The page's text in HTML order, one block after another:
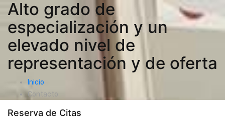
Alto grado de
especialización y un
elevado nivel de
representación y de oferta
Inicio
Contacto
Reserva de Citas